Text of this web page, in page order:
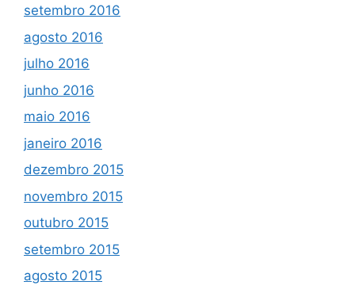
setembro 2016
agosto 2016
julho 2016
junho 2016
maio 2016
janeiro 2016
dezembro 2015
novembro 2015
outubro 2015
setembro 2015
agosto 2015